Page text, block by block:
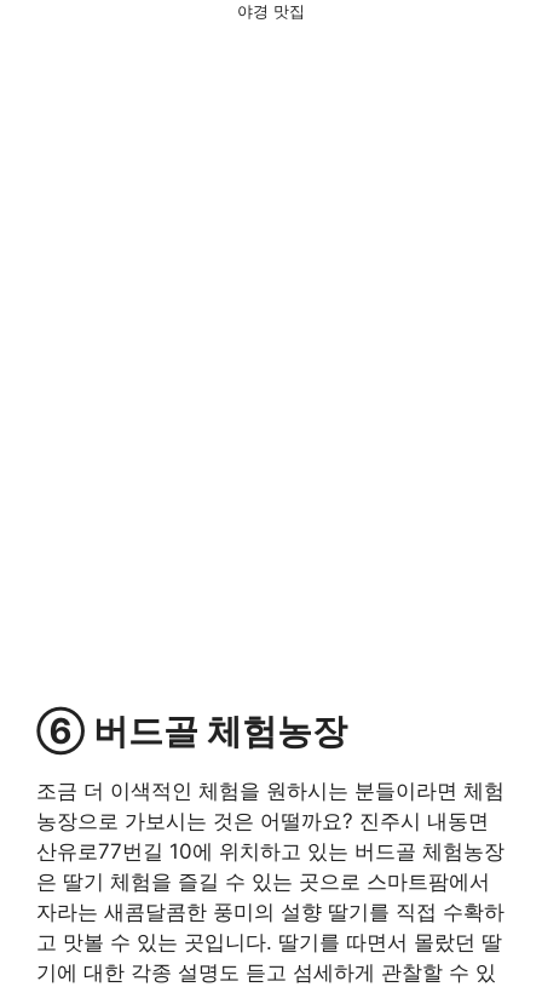
야경 맛집
⑥ 버드골 체험농장
조금 더 이색적인 체험을 원하시는 분들이라면 체험
농장으로 가보시는 것은 어떨까요? 진주시 내동면
산유로77번길 10에 위치하고 있는 버드골 체험농장
은 딸기 체험을 즐길 수 있는 곳으로 스마트팜에서
자라는 새콤달콤한 풍미의 설향 딸기를 직접 수확하
고 맛볼 수 있는 곳입니다. 딸기를 따면서 몰랐던 딸
기에 대한 각종 설명도 듣고 섬세하게 관찰할 수 있